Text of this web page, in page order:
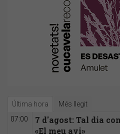
Última hora Més llegit
07:00
7 d'agost: Tal dia
«El meu avi»